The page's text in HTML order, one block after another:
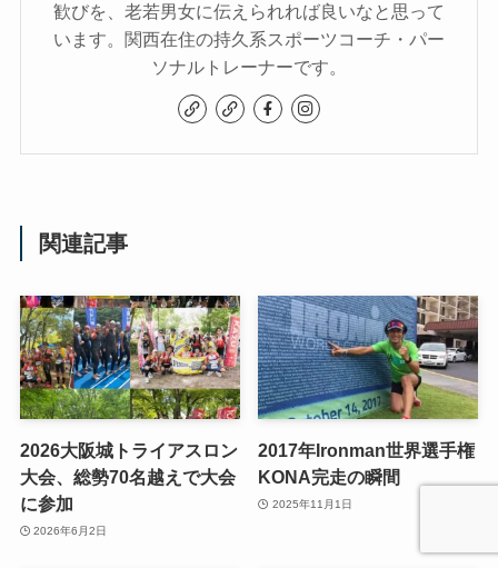
歓びを、老若男女に伝えられれば良いなと思って
います。関西在住の持久系スポーツコーチ・パー
ソナルトレーナーです。
関連記事
2026大阪城トライアスロン
大会、総勢70名越えで大会
に参加
2026年6月2日
2017年Ironman世界選手権
KONA完走の瞬間
2025年11月1日